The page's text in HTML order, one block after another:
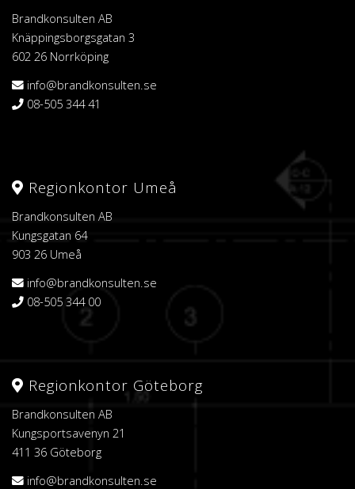
Brandkonsulten AB
Knäppingsborgsgatan 3
602 26 Norrköping
info@brandkonsulten.se
08-505 344 41
Regionkontor Umeå
Brandkonsulten AB
Kungsgatan 64
903 26 Umeå
info@brandkonsulten.se
08-505 344 00
Regionkontor Göteborg
Brandkonsulten AB
Kungsportsavenyn 21
411 36 Göteborg
info@brandkonsulten.se